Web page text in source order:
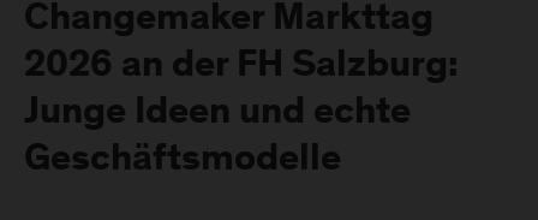
Changemaker Markttag
2026 an der FH Salzburg:
Junge Ideen und echte
Geschäftsmodelle